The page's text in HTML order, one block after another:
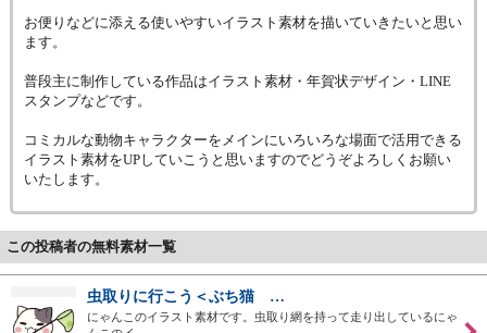
お便りなどに添える使いやすいイラスト素材を描いていきたいと思い
ます。
普段主に制作している作品はイラスト素材・年賀状デザイン・LINE
スタンプなどです。
コミカルな動物キャラクターをメインにいろいろな場面で活用できる
イラスト素材をUPしていこうと思いますのでどうぞよろしくお願い
いたします。
この投稿者の無料素材一覧
虫取りに行こう＜ぶち猫 …
にゃんこのイラスト素材です。虫取り網を持って走り出しているにゃ